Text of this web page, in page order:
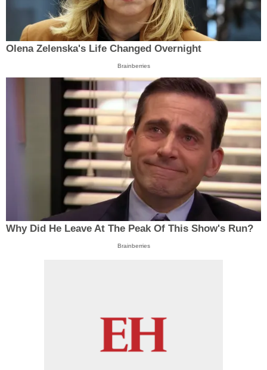
Olena Zelenska's Life Changed Overnight
Brainberries
Why Did He Leave At The Peak Of This Show's Run?
Brainberries